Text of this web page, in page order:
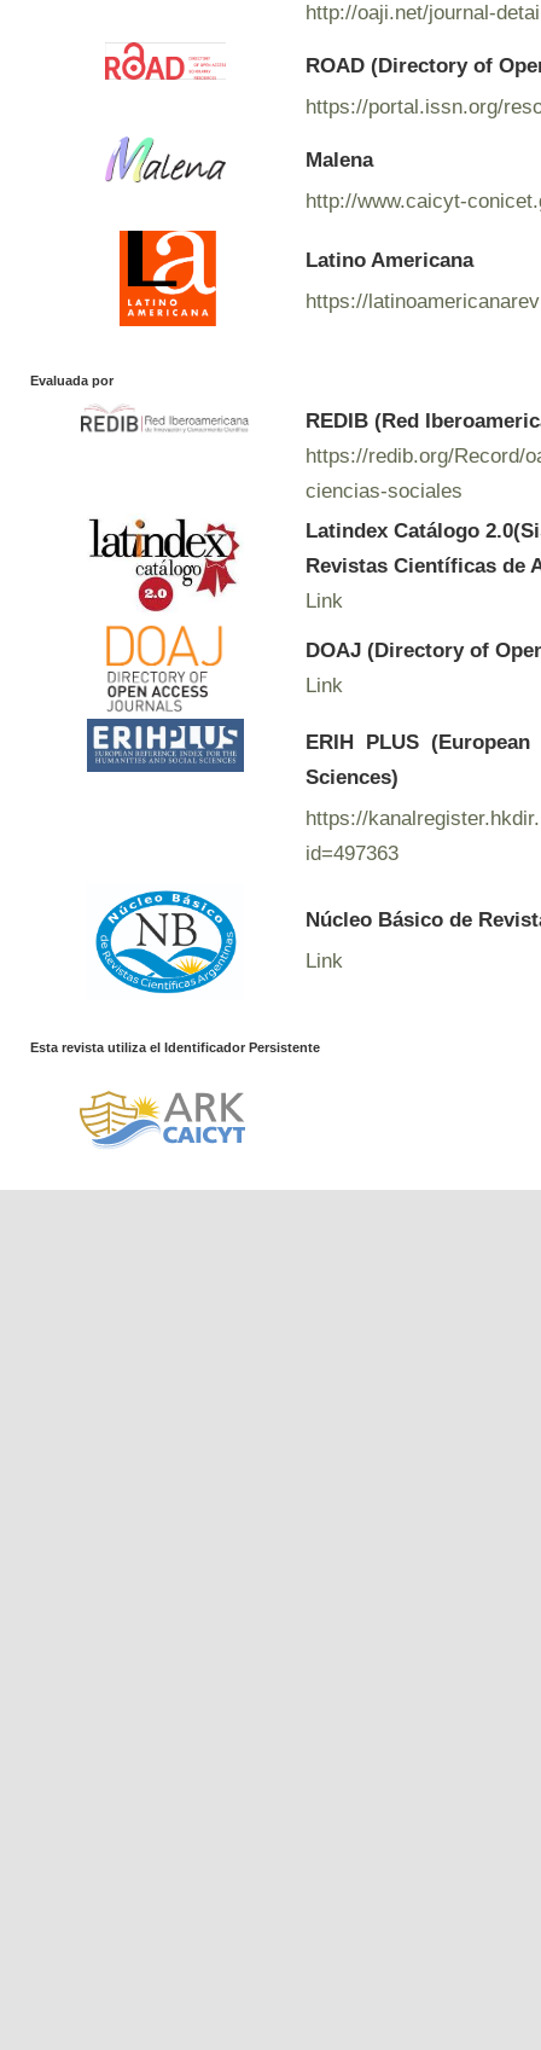
http://oaji.net/journal-
ROAD (Directory of
https://portal.issn.org/
Malena
http://www.caicyt-
Latino Americana
https://
Evaluada por
REDIB (Red
https://redib.org/Record/
ciencias-sociales
Latindex Catálogo
Revistas Científicas de
Link
DOAJ (Directory of
Link
ERIH PLUS
Sciences)
https://
id=497363
Núcleo Básico de
Link
Esta revista utiliza el Identificador Persistente